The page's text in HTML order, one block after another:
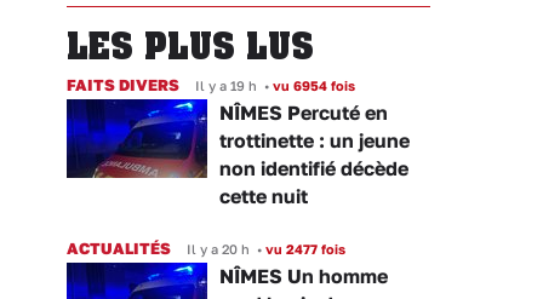
LES PLUS LUS
FAITS DIVERS Il y a 19 h • vu 6954 fois
NÎMES Percuté en
trottinette : un jeune
non identifié décède
cette nuit
ACTUALITÉS Il y a 20 h • vu 2477 fois
NÎMES Un homme